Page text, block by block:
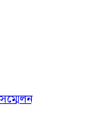
সম্মেলন